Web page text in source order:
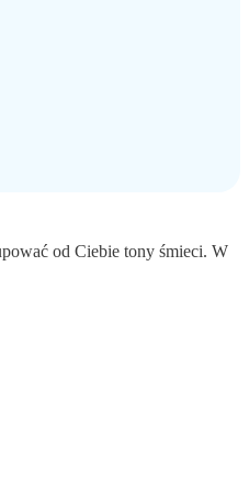
od Ciebie tony śmieci. W